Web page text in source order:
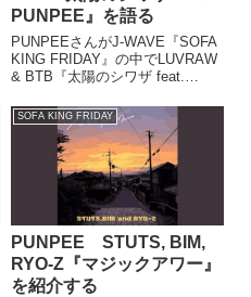
PUNPEE』を語る
PUNPEEさんがJ-WAVE『SOFA
KING FRIDAY』の中でLUVRAW
& BTB『太陽のシワザ feat.
た。
SOFA KING FRIDAY
PUNPEE STUTS, BIM,
RYO-Z『マジックアワー』
を紹介する